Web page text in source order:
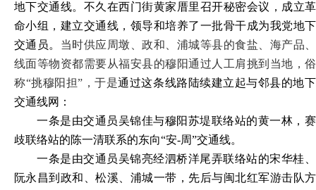
地下交通线。不久在西门街黄家厝里召开秘密会议，成立革
命小组，建立交通线，领导和培养了一批骨干成为我党地下
交通员。 当时供应周墩、政和、浦城等县的食盐、海产品、
线面等物资都需要从福安县的穆阳通过人工肩挑到当地，俗
称“挑穆阳担”，于是通过这条线路陆续建立起与邻县的地下
交通线网：
一条是由交通员吴锦佳与穆阳苏堤联络站的黄一林，赛
歧联络站的陈一清联系的东向“安-周”交通线。
一条是由交通员吴锦亮经泗桥洋尾弄联络站的宋华桂、
阮永昌到政和、松溪、浦城一带，先后与闽北红军游击队方